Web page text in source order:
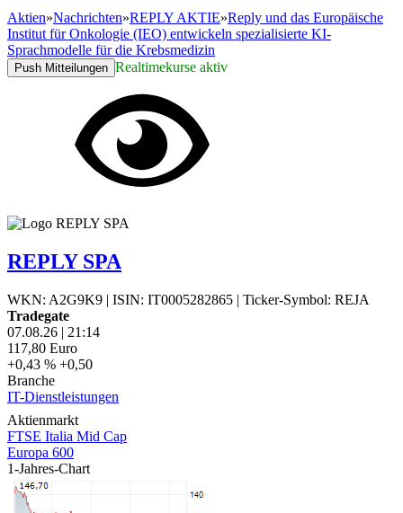
Aktien»Nachrichten»REPLY AKTIE»Reply und das Europäische
Institut für Onkologie (IEO) entwickeln spezialisierte KI-
Sprachmodelle für die Krebsmedizin
Push Mitteilungen Realtimekurse aktiv
REPLY SPA
WKN: A2G9K9 | ISIN: IT0005282865 | Ticker-Symbol: REJA
Tradegate
07.08.26 | 21:14
117,80 Euro
+0,43 % +0,50
Branche
IT-Dienstleistungen
Aktienmarkt
FTSE Italia Mid Cap
Europa 600
1-Jahres-Chart